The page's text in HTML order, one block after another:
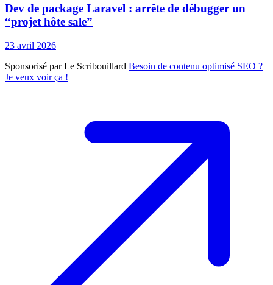
Dev de package Laravel : arrête de débugger un
“projet hôte sale”
23 avril 2026
Sponsorisé par Le Scribouillard Besoin de contenu optimisé SEO ?
Je veux voir ça !